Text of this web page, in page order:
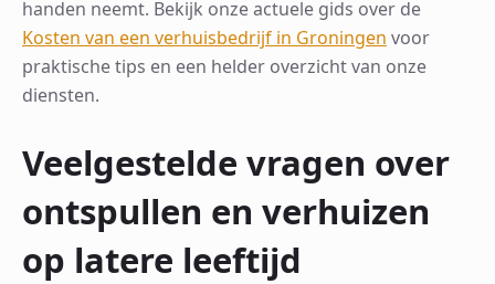
handen neemt. Bekijk onze actuele gids over de
Kosten van een verhuisbedrijf in Groningen voor
praktische tips en een helder overzicht van onze
diensten.
Veelgestelde vragen over
ontspullen en verhuizen
op latere leeftijd